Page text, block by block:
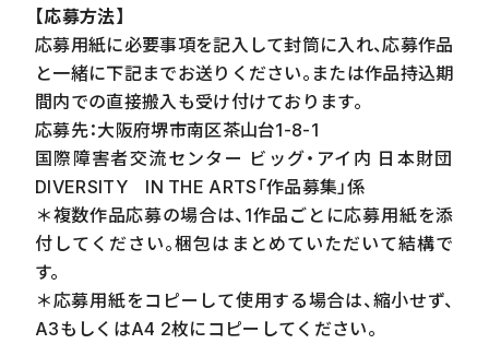
【応募方法】
応募用紙に必要事項を記入して封筒に入れ、応募作品
と一緒に下記までお送りください。または作品持込期
間内での直接搬入も受け付けております。
応募先：大阪府堺市南区茶山台1-8-1
国際障害者交流センター ビッグ・アイ内 日本財団
DIVERSITY
IN THE ARTS 「作品募集」係
＊複数作品応募の場合は、 1作品ごとに応募用紙を添
付してください。梱包はまとめていただいて結構で
す。
＊応募用紙をコピーして使用する場合は、縮小せず、
A3もしくはA4 2枚にコピーしてください。